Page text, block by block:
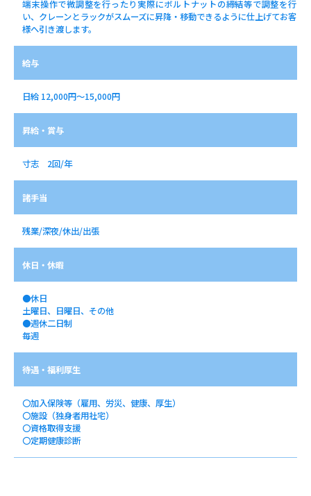
端末操作で微調整を行ったり実際にボルトナットの締結等で調整を行
い、クレーンとラックがスムーズに昇降・移動できるように仕上げてお客
様へ引き渡します。
給与
日給 12,000円～15,000円
昇給・賞与
寸志 2回/年
諸手当
残業/深夜/休出/出張
休日・休暇
●休日
土曜日、日曜日、その他
●週休二日制
毎週
待遇・福利厚生
〇加入保険等（雇用、労災、健康、厚生）
〇施設（独身者用社宅）
〇資格取得支援
〇定期健康診断